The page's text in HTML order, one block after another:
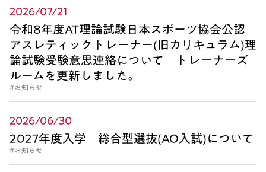
2026/07/21
令和8年度AT理論試験日本スポーツ協会公認
アスレティックトレーナー(旧カリキュラム)理
論試験受験意思連絡について トレーナーズ
ルームを更新しました。
#お知らせ
2026/06/30
2027年度入学 総合型選抜(AO入試)について
#お知らせ